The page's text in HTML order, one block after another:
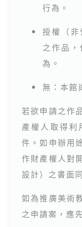
行為。
●
授權（
之作品
為。
● 無：本館
若欲申請之作
產權人取得利
件。如申辦用
作財產權人對
設計）之書面
如為推廣美術
之申請案，應